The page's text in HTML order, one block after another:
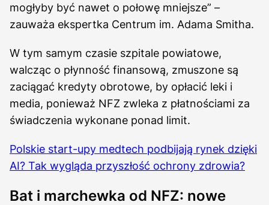
mogłyby być nawet o połowę mniejsze” –
zauważa ekspertka Centrum im. Adama Smitha.
W tym samym czasie szpitale powiatowe,
walcząc o płynność finansową, zmuszone są
zaciągać kredyty obrotowe, by opłacić leki i
media, ponieważ NFZ zwleka z płatnościami za
świadczenia wykonane ponad limit.
Polskie start-upy medtech podbijają rynek dzięki
AI? Tak wygląda przyszłość ochrony zdrowia?
Bat i marchewka od NFZ: nowe